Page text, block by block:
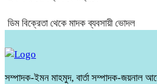
ডিম বিক্রেতা থেকে মাদক ব্যবসায়ী ভোদল
সম্পাদক-ইমন মাহমুদ, বার্তা সম্পাদক-জয়নাল